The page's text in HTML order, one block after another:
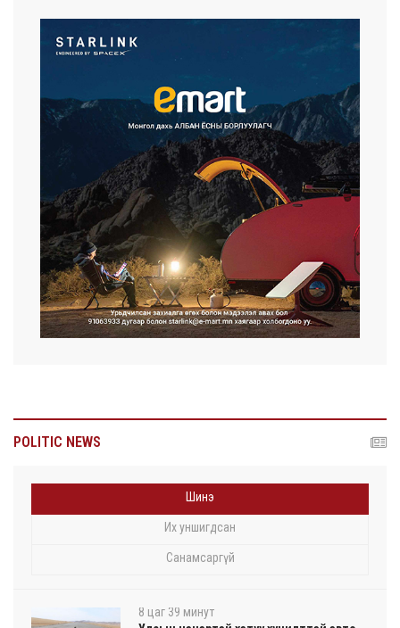
POLITIC NEWS
Шинэ
Их уншигдсан
Санамсаргүй
8 цаг 39 минут